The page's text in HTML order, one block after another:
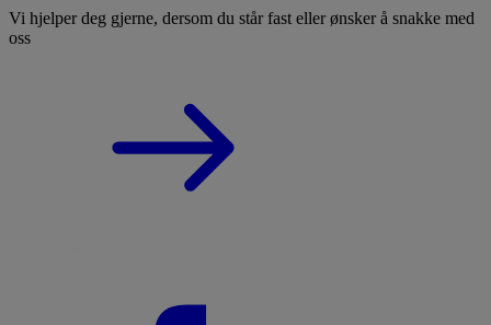
Vi hjelper deg gjerne, dersom du står fast eller ønsker å snakke med
oss